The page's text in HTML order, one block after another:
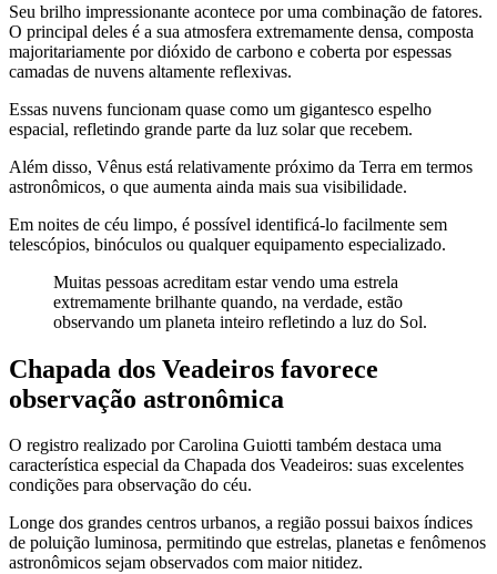
Seu brilho impressionante acontece por uma combinação de fatores.
O principal deles é a sua atmosfera extremamente densa, composta
majoritariamente por dióxido de carbono e coberta por espessas
camadas de nuvens altamente reflexivas.
Essas nuvens funcionam quase como um gigantesco espelho
espacial, refletindo grande parte da luz solar que recebem.
Além disso, Vênus está relativamente próximo da Terra em termos
astronômicos, o que aumenta ainda mais sua visibilidade.
Em noites de céu limpo, é possível identificá-lo facilmente sem
telescópios, binóculos ou qualquer equipamento especializado.
Muitas pessoas acreditam estar vendo uma estrela
extremamente brilhante quando, na verdade, estão
observando um planeta inteiro refletindo a luz do Sol.
Chapada dos Veadeiros favorece
observação astronômica
O registro realizado por Carolina Guiotti também destaca uma
característica especial da Chapada dos Veadeiros: suas excelentes
condições para observação do céu.
Longe dos grandes centros urbanos, a região possui baixos índices
de poluição luminosa, permitindo que estrelas, planetas e fenômenos
astronômicos sejam observados com maior nitidez.